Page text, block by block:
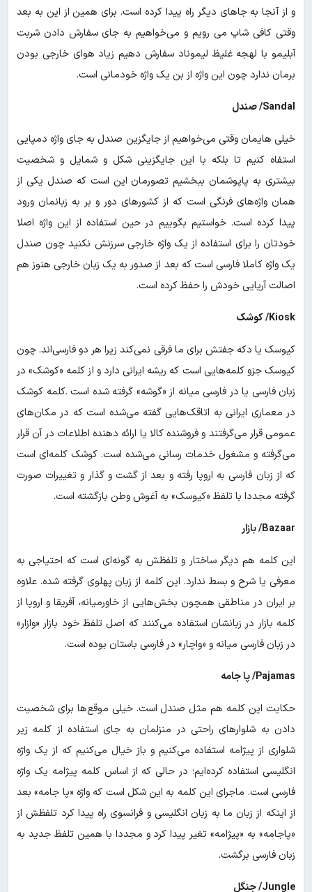
و از آنجا به جاهای دیگر راه پیدا کرده است. برای همین از این به بعد
وقتی کافی شاپ می رویم و می‌خواهیم به جای سفارش دادن شربت
آبلیمو با لهجه غلیظ لیموناد سفارش دهیم زیاد هوای خارجی بودن
برمان ندارد چون این واژه از بن یک واژه خودمانی است.
Sandal/ صندل
خیلی هایمان وقتی می‌خواهیم از جایگزین صندل به جای واژه دمپایی
استفاه کنیم تا بلکه با این جایگزینی شکل و شمایل و شخصیت
بیشتری به پاپوشمان ببخشیم تصورمان این است که صندل یکی از
همان واژه‌های فرنگی است که از کشورهای دور و بر به زبانمان ورود
پیدا کرده است. خواستیم بگوییم در حین استفاده از این واژه اصلا
خودتان را برای استفاده از یک واژه خارجی سرزنش نکنید چون صندل
یک واژه کاملا فارسی است که بعد از صدور به یک زبان خارجی هنوز هم
اصالت آریایی خودش را حفظ کرده است.
Kiosk/ کوشک
کیوسک یا دکه جفتش برای ما فرقی نمی‌کند زیرا هر دو فارسی‌اند. چون
کیوسک جزو کلمه‌هایی است که ریشه ایرانی دارد و از کلمه «کوشک» در
زبان فارسی یا در فارسی میانه از «گوشه» گرفته شده است .کلمه کوشک
در معماری ایرانی به اتاقک‌هایی گفته می‌شده است که در مکان‌های
عمومی قرار می‌گرفتند و فروشنده کالا یا ارائه دهنده اطلاعات در آن قرار
می‌گرفته و مشغول خدمات رسانی می‌شده است. کوشک کلمه‌ای است
که از زبان فارسی به اروپا رفته و بعد از گشت و گذار و تغییرات صورت
گرفته مجددا با تلفظ «کیوسک» به آغوش وطن بازگشته است.
Bazaar/ بازار
این کلمه هم دیگر ساختار و تلفظش به گونه‌ای است که احتیاجی به
معرفی یا شرح و بسط ندارد. این کلمه از زبان پهلوی گرفته شده. علاوه
بر ایران در مناطقی همچون بخش‌هایی از خاورمیانه، آفریقا و اروپا از
کلمه بازار در زبانشان استفاده می‌کنند که اصل تلفظ خود بازار «وازار»
در زبان فارسی میانه و «واچار» در فارسی باستان بوده است.
Pajamas/ پا جامه
حکایت این کلمه هم مثل صندل است. خیلی موقع‌ها برای شخصیت
دادن به شلوارهای راحتی در منزلمان به جای استفاده از کلمه زیر
شلواری از پیژامه استفاده می‌کنیم و باز خیال می‌کنیم که از یک واژه
انگلیسی استفاده کرده‌ایم؛ در حالی که از اساس کلمه پیژامه یک واژه
فارسی است. ماجرای این کلمه به این شکل است که واژه «پا جامه» بعد
از اینکه از زبان ما به زبان انگلیسی و فرانسوی راه پیدا کرد تلفظش از
«پاجامه» به «پیژامه» تغیر پیدا کرد و مجددا با همین تلفظ جدید به
زبان فارسی برگشت.
Jungle/ جنگل